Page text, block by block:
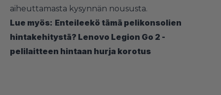
aiheuttamasta kysynnän noususta.
Lue myös: Enteileekö tämä pelikonsolien
hintakehitystä? Lenovo Legion Go 2 -
pelilaitteen hintaan hurja korotus